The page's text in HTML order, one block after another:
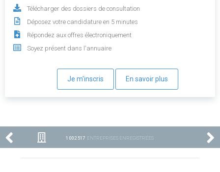
Télécharger des dossiers de consultation
Déposez votre candidature en 5 minutes
Répondez aux offres électroniquement
Soyez présent dans l'annuaire
Je m'inscris En savoir plus
1 002 517 ENTREPRISES ENREGISTRÉES